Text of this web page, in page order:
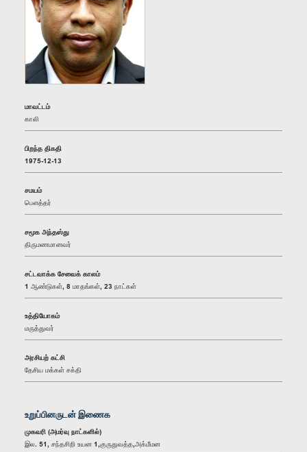
மாவட்டம்
காலி
பிறந்த திகதி
1975-12-13
சமயம்
பௌத்தர்
சமூக அந்தஸ்து
திருமணமானவர்
சட்டவாக்க சேவைக் காலம்
1 ஆண்டுகள், 8 மாதங்கள், 23 நாட்கள்
உத்தியோகம்
மருத்துவர்
அரசியற் கட்சி
தேசிய மக்கள் சக்தி
உறுப்பினருடன் இணைக
முகவரி (அமர்வு நாட்களில்)
இல. 51, சந்தசிறி உயன 1,குருதுவத்த,அக்மீமன